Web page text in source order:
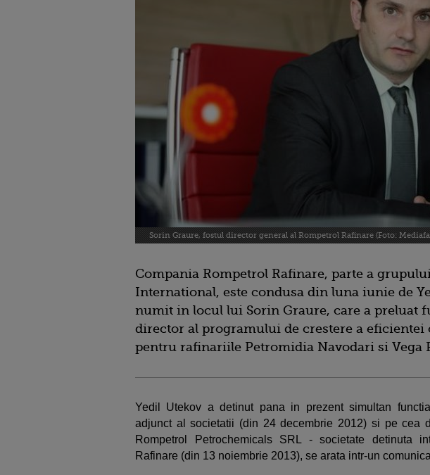
Sorin Graure, fostul director general al Rompetrol Rafinare (Foto:
Compania Rompetrol Rafinare, parte a
International, este condusa din luna iunie de
numit in locul lui Sorin Graure, care a preluat
director al programului de crestere a eficientei
pentru rafinariile Petromidia Navodari si Vega
Yedil Utekov a detinut pana in prezent simultan
adjunct al societatii (din 24 decembrie 2012) si pe cea
Rompetrol Petrochemicals SRL - societate detinuta
Rafinare (din 13 noiembrie 2013), se arata intr-un